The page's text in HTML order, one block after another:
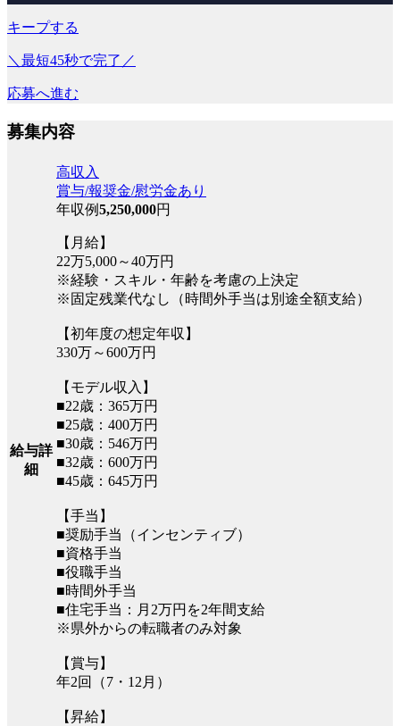
キープする
＼最短45秒で完了／
応募へ進む
募集内容
給与詳
細
高収入
賞与/報奨金/慰労金あり
年収例5,250,000円
【月給】
22万5,000～40万円
※経験・スキル・年齢を考慮の上決定
※固定残業代なし（時間外手当は別途全額支給）
【初年度の想定年収】
330万～600万円
【モデル収入】
■22歳：365万円
■25歳：400万円
■30歳：546万円
■32歳：600万円
■45歳：645万円
【手当】
■奨励手当（インセンティブ）
■資格手当
■役職手当
■時間外手当
■住宅手当：月2万円を2年間支給
※県外からの転職者のみ対象
【賞与】
年2回（7・12月）
【昇給】